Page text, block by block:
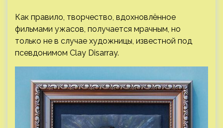
Как правило, творчество, вдохновлённое
фильмами ужасов, получается мрачным, но
только не в случае художницы, известной под
псевдонимом Clay Disarray.